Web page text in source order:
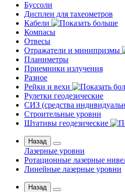
Буссоли
Дисплеи для тахеометров
Кабели
Компасы
Отвесы
Отражатели и минипризмы
Планиметры
Приемники излучения
Разное
Рейки и вехи
Рулетки геодезические
СИЗ (средства
Строительные уровни
Штативы геодезические
Назад
Лазерные уровни
Ротационные лазерные
Линейные лазерные уровни
Назад